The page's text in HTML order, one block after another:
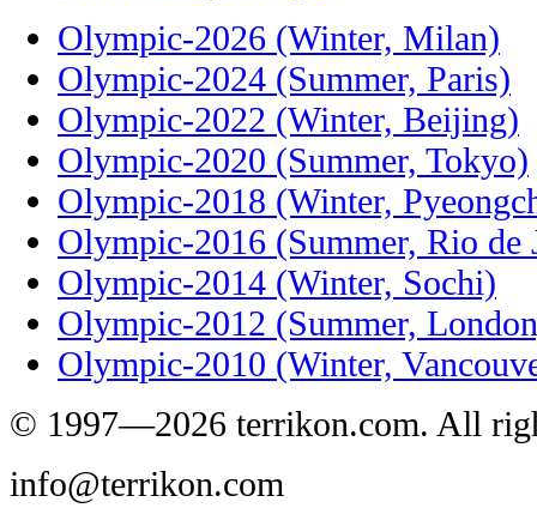
Olympic-2026 (Winter, Milan)
Olympic-2024 (Summer, Paris)
Olympic-2022 (Winter, Beijing)
Olympic-2020 (Summer, Tokyo)
Olympic-2018 (Winter,
Olympic-2016 (Summer, Rio de
Olympic-2014 (Winter, Sochi)
Olympic-2012 (Summer,
Olympic-2010 (Winter,
© 1997—2026 terrikon.com. All
info@terrikon.com